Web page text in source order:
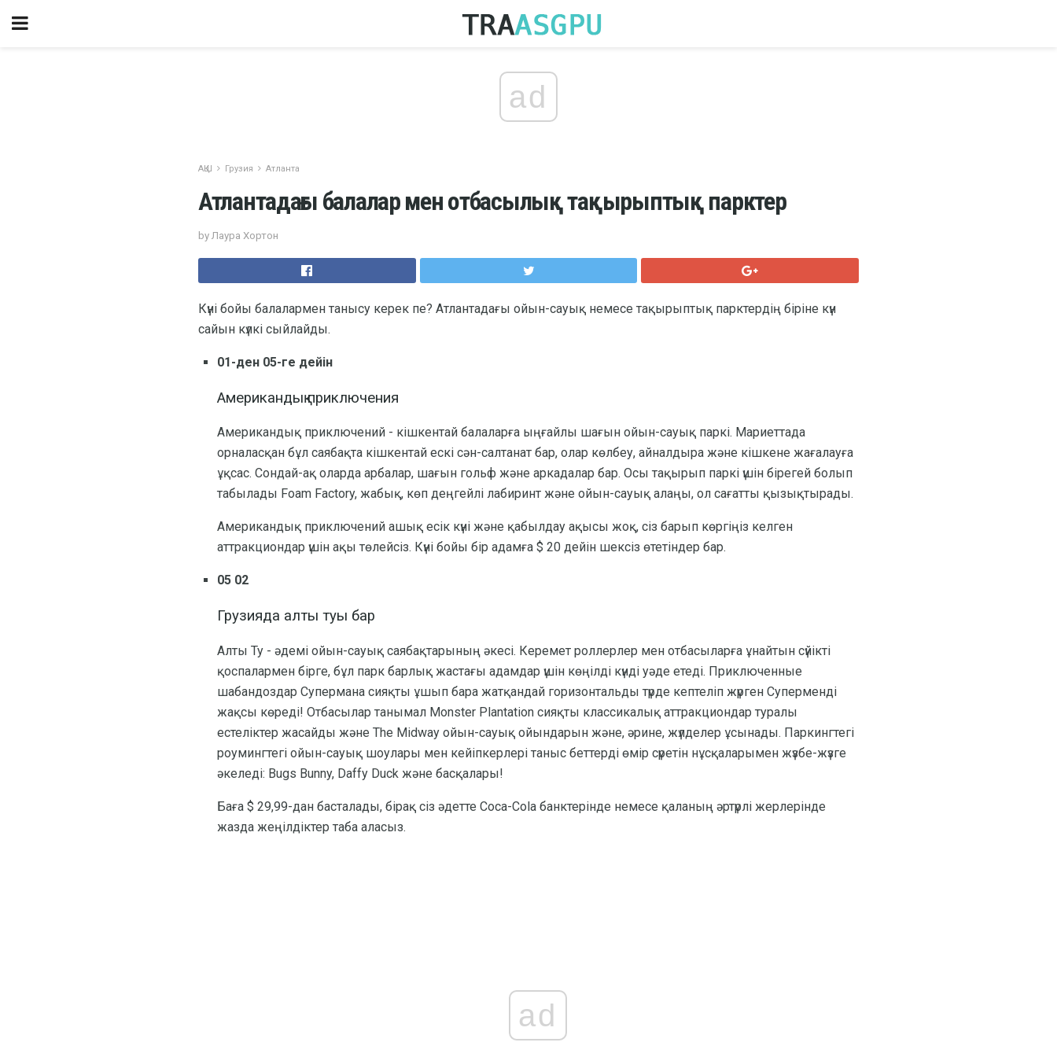
ad
АҚШ Грузия Атланта
Атлантадағы балалар мен отбасылық тақырыптық парктер
by Лаура Хортон
Күні бойы балалармен танысу керек пе? Атлантадағы ойын-сауық немесе тақырыптық парктердің біріне күн
сайын күлкі сыйлайды.
01-ден 05-ге дейін
Американдық приключения
Американдық приключений - кішкентай балаларға ыңғайлы шағын ойын-сауық паркі. Мариеттада
орналасқан бұл саябақта кішкентай ескі сән-салтанат бар, олар көлбеу, айналдыра және кішкене жағалауға
ұқсас. Сондай-ақ оларда арбалар, шағын гольф және аркадалар бар. Осы тақырып паркі үшін бірегей болып
табылады Foam Factory, жабық, көп деңгейлі лабиринт және ойын-сауық алаңы, ол сағатты қызықтырады.
Американдық приключений ашық есік күні және қабылдау ақысы жоқ, сіз барып көргіңіз келген
аттракциондар үшін ақы төлейсіз. Күні бойы бір адамға $ 20 дейін шексіз өтетіндер бар.
05 02
Грузияда алты туы бар
Алты Ту - әдемі ойын-сауық саябақтарының әкесі. Керемет роллерлер мен отбасыларға ұнайтын сүйікті
қоспалармен бірге, бұл парк барлық жастағы адамдар үшін көңілді күнді уәде етеді. Приключенные
шабандоздар Супермана сияқты ұшып бара жатқандай горизонтальды түрде кептеліп жүрген Суперменді
жақсы көреді! Отбасылар танымал Monster Plantation сияқты классикалық аттракциондар туралы
естеліктер жасайды және The Midway ойын-сауық ойындарын және, әрине, жүлделер ұсынады. Паркингтегі
роумингтегі ойын-сауық шоулары мен кейіпкерлері таныс беттерді өмір сүретін нұсқаларымен жүзбе-жүзге
әкеледі: Bugs Bunny, Daffy Duck және басқалары!
Баға $ 29,99-дан басталады, бірақ сіз әдетте Coca-Cola банктерінде немесе қаланың әртүрлі жерлерінде
жазда жеңілдіктер таба аласыз.
ad